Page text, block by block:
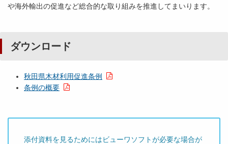
や海外輸出の促進など総合的な取り組みを推進してまいります。
ダウンロード
秋田県木材利用促進条例
条例の概要
添付資料を見るためにはビューワソフトが必要な場合が